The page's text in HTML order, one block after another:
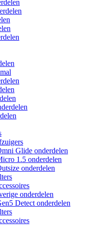
Glide onderdelen
1.5 onderdelen
onderdelen
onderdelen
Detect onderdelen